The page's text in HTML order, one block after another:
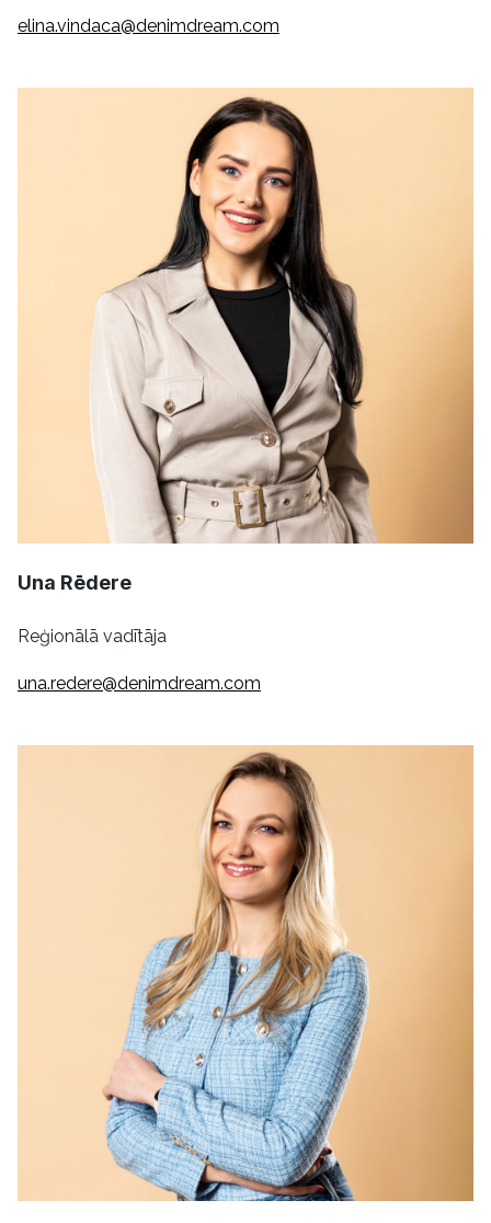
elina.vindaca@denimdream.com
Una Rēdere
Reģionālā vadītāja
una.redere@denimdream.com